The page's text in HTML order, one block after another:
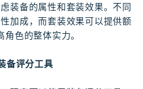
装备的属性和套装效果。不同
加成，而套装效果可以提供额
色的整体实力。
备评分工具